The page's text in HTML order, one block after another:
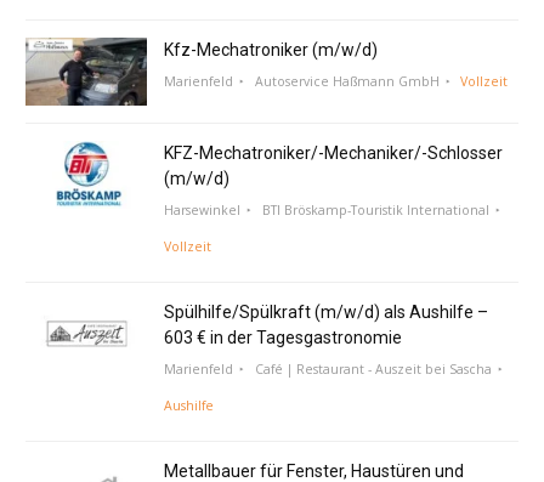
Kfz-Mechatroniker (m/w/d)
Marienfeld Autoservice Haßmann GmbH Vollzeit
KFZ-Mechatroniker/-Mechaniker/-Schlosser
(m/w/d)
Harsewinkel BTI Bröskamp-Touristik International
Vollzeit
Spülhilfe/Spülkraft (m/w/d) als Aushilfe –
603 € in der Tagesgastronomie
Marienfeld Café | Restaurant - Auszeit bei Sascha
Aushilfe
Metallbauer für Fenster, Haustüren und